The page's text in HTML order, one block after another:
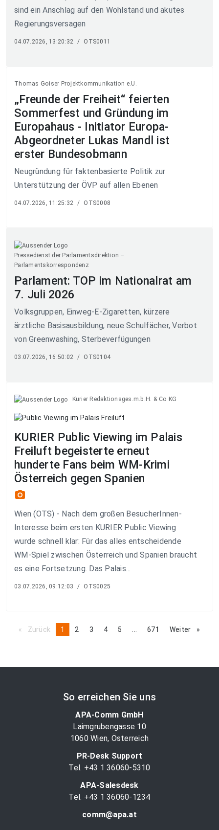
sind ein Anschlag auf den Wohlstand und akutes
Regierungsversagen
04.07.2026, 13:20:32 / OTS0011
Thomas Goiser Projektkommunikation e.U.
„Freunde der Freiheit“ feierten
Sommerfest und Gründung im
Europahaus - Initiator Europa-
Abgeordneter Lukas Mandl ist
erster Bundesobmann
Neugründung für faktenbasierte Politik zur
Unterstützung der ÖVP auf allen Ebenen
04.07.2026, 11:25:32 / OTS0008
Pressedienst der Parlamentsdirektion –
Parlamentskorrespondenz
Parlament: TOP im Nationalrat am
7. Juli 2026
Volksgruppen, Einweg-E-Zigaretten, kürzere
ärztliche Basisausbildung, neue Schulfächer, Verbot
von Greenwashing, Sterbeverfügungen
03.07.2026, 16:50:02 / OTS0104
Kurier Redaktionsges.m.b.H. & Co KG
KURIER Public Viewing im Palais
Freiluft begeisterte erneut
hunderte Fans beim WM-Krimi
Österreich gegen Spanien
photo_camera
Wien (OTS) - Nach dem großen BesucherInnen-
Interesse beim ersten KURIER Public Viewing
wurde schnell klar: Für das alles entscheidende
WM-Spiel zwischen Österreich und Spanien braucht
es eine Fortsetzung. Das Palais...
03.07.2026, 09:12:03 / OTS0025
Zurück pageYou're
1 page
2 page
3 page
4 page
5 pagepage
671 Weiter page
So erreichen Sie uns
APA-Comm GmbH
Laimgrubengasse 10
1060 Wien, Österreich
PR-Desk Support
Tel. +43 1 36060-5310
APA-Salesdesk
Tel. +43 1 36060-1234
comm@apa.at